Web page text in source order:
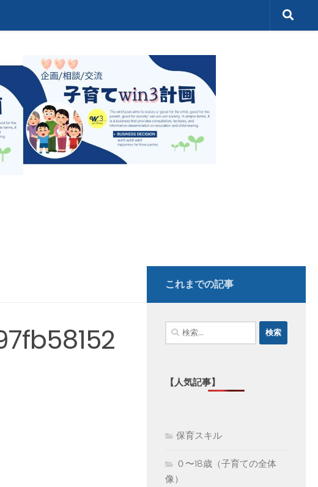
これまでの記事
検
索:
【人気記事】
保育スキル
０〜18歳（子育ての全体
像）